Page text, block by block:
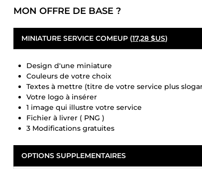
MON OFFRE DE BASE ?
MINIATURE SERVICE COMEUP (17,28 $US)
Design d'une miniature
Couleurs de votre choix
Textes à mettre (titre de votre service plus
Votre logo à insérer
1 image qui illustre votre service
Fichier à livrer ( PNG )
3 Modifications gratuites
OPTIONS SUPPLEMENTAIRES